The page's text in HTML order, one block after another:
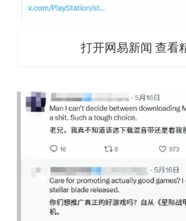
打开网易新闻 查看